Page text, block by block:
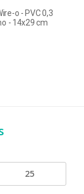
o - PVC 0,3
- 14x29 cm
25